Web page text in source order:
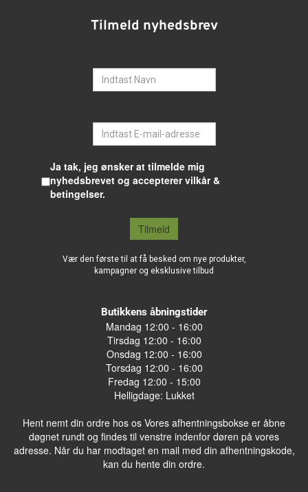
Tilmeld nyhedsbrev
Ja tak, jeg ønsker at tilmelde mig
nyhedsbrevet og accepterer vilkår &
betingelser.
Tilmeld
Vær den første til at få besked om nye produkter,
kampagner og eksklusive tilbud
Butikkens åbningstider
Mandag 12:00 - 16:00
Tirsdag 12:00 - 16:00
Onsdag 12:00 - 16:00
Torsdag 12:00 - 16:00
Fredag 12:00 - 15:00
Helligdage: Lukket
Hent nemt din ordre hos os Vores afhentningsbokse er åbne
døgnet rundt og findes til venstre indenfor døren på vores
adresse. Når du har modtaget en mail med din afhentningskode,
kan du hente din ordre.